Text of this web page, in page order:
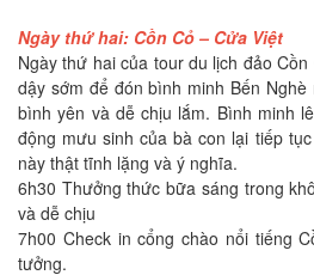
Ngày thứ hai: Cồn Cỏ – Cửa Việt
Ngày thứ hai của tour du lịch đảo
dậy sớm để đón bình minh Bến
bình yên và dễ chịu lắm. Bình minh
động mưu sinh của bà con lại tiếp
này thật tĩnh lặng và ý nghĩa.
6h30 Thưởng thức bữa sáng trong
và dễ chịu
7h00 Check in cổng chào nổi tiếng
tưởng.